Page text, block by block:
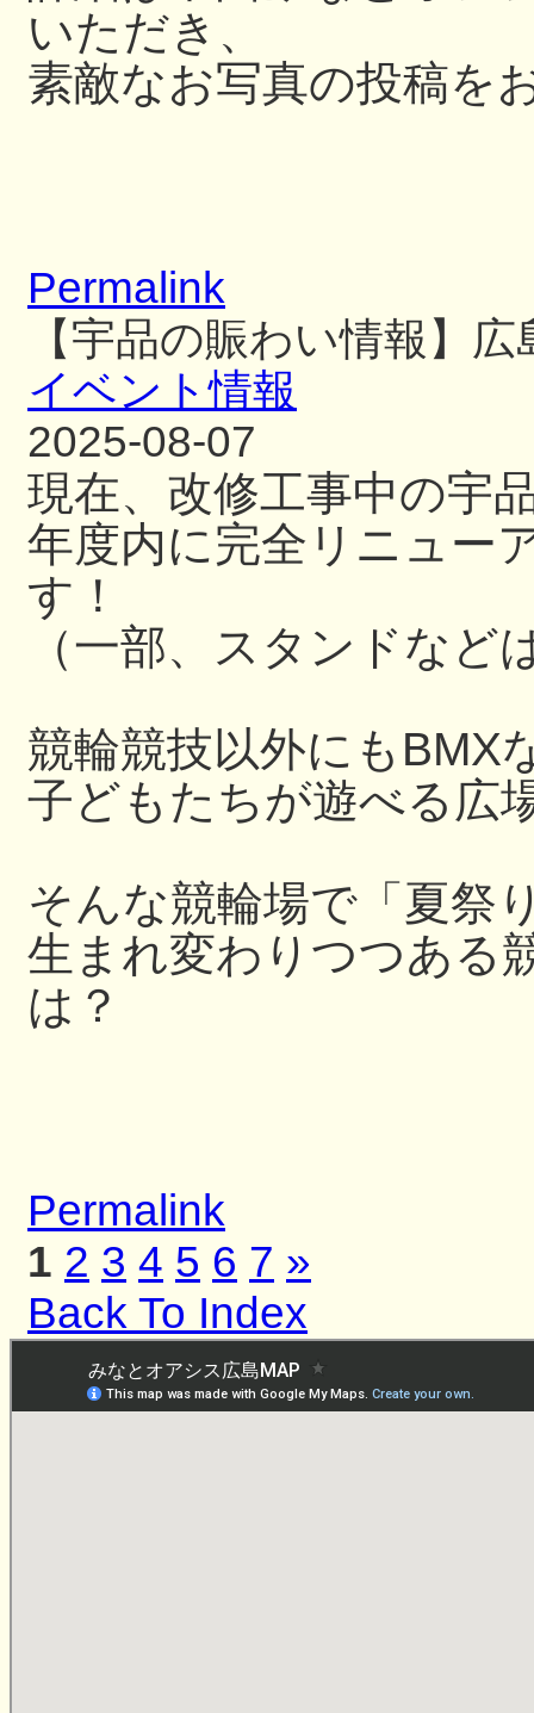
いただき、
素敵なお写真の投稿を
Permalink
【宇品の賑わい情報】
イベント情報
2025-08-07
現在、改修工事中の宇
年度内に完全リニュー
す！
（一部、スタンドなど
競輪競技以外にもBMX
子どもたちが遊べる広
そんな競輪場で「夏祭
生まれ変わりつつある
は？
Permalink
1 2 3 4 5 6 7 »
Back To Index